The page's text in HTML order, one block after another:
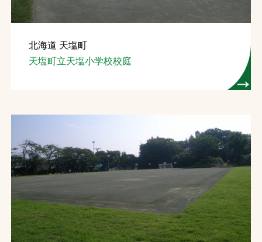
北海道 天塩町
天塩町立天塩小学校校庭